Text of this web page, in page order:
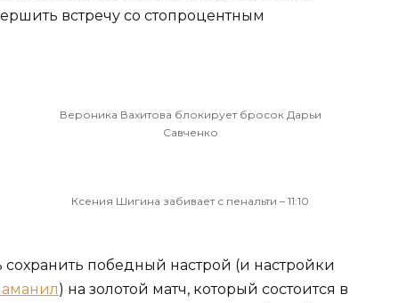
встречу со стопроцентным
Вероника Вахитова блокирует бросок Дарьи
Савченко
Ксения Шигина забивает с пенальти – 11:10
победный настрой (и настройки
) на золотой матч, который состоится в